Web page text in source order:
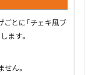
とに「チェキ風ブ
ます。
ん。